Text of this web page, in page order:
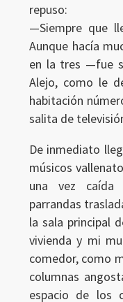
repuso:
—Siempre que
Aunque hacía
en la tres —fue
Alejo, como le
habitación
salita de
De inmediato
músicos
una vez caída
parrandas
la sala principal
vivienda y mi
comedor, como
columnas
espacio de los